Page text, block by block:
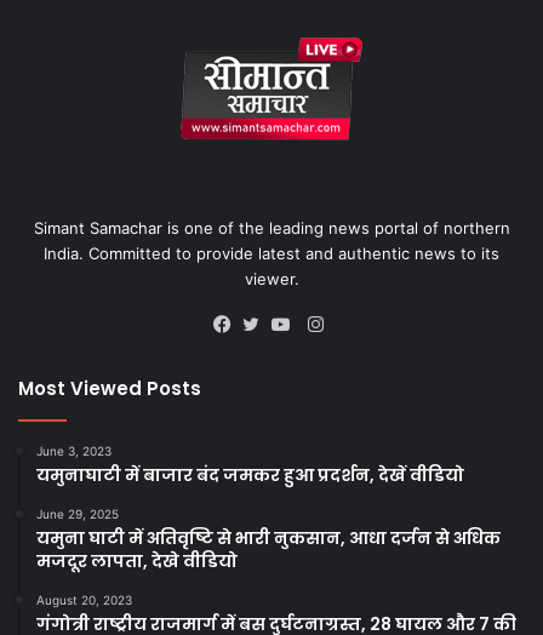
Simant Samachar is one of the leading news portal of northern
India. Committed to provide latest and authentic news to its
viewer.
Instagram
Most Viewed Posts
June 3, 2023
यमुनाघाटी में बाजार बंद जमकर हुआ प्रदर्शन, देखें वीडियो
June 29, 2025
यमुना घाटी में अतिवृष्टि से भारी नुकसान, आधा दर्जन से अधिक
मजदूर लापता, देखे वीडियो
August 20, 2023
गंगोत्री राष्ट्रीय राजमार्ग में बस दुर्घटनाग्रस्त, 28 घायल और 7 की